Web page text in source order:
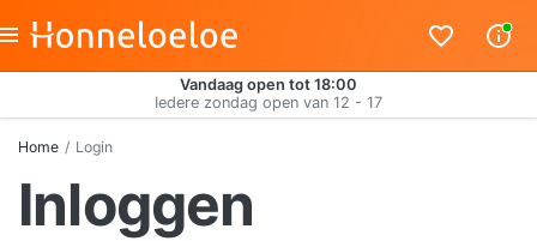
Vandaag open tot 18:00
Iedere zondag open van 12 - 17
Home Login
Inloggen